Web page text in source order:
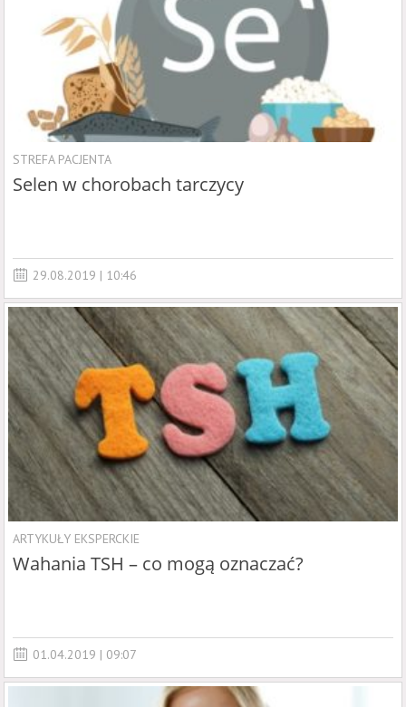
STREFA PACJENTA
Selen w chorobach tarczycy
29.08.2019 | 10:46
ARTYKUŁY EKSPERCKIE
Wahania TSH – co mogą oznaczać?
01.04.2019 | 09:07